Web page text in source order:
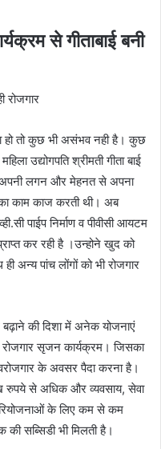
से गीताबाई बनी
रोजगार
तो कुछ भी असंभव नही है। कुछ
उद्योगपति श्रीमती गीता बाई
अपनी लगन और मेहनत से अपना
काम काज करती थी। अब
पाईप निर्माण व पीवीसी आयटम
कर रही है ।उन्‍होने खुद को
अन्य पांच लोंगों को भी रोजगार
की दिशा में अनेक योजनाएं
सृजन कार्यक्रम। जिसका
के अवसर पैदा करना है।
रुपये से अधिक और व्यवसाय, सेवा
के लिए कम से कम
सब्सिडी भी मिलती है।